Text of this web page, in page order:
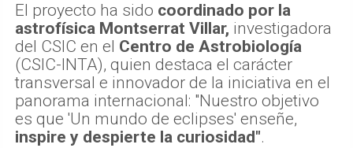
El proyecto ha sido coordinado por la
astrofísica Montserrat Villar, investigadora
del CSIC en el Centro de Astrobiología
(CSIC-INTA), quien destaca el carácter
transversal e innovador de la iniciativa en el
panorama internacional: "Nuestro objetivo
es que 'Un mundo de eclipses' enseñe,
inspire y despierte la curiosidad".